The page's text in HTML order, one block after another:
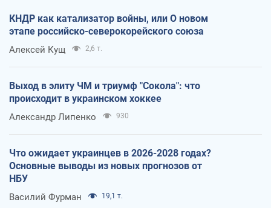
КНДР как катализатор войны, или О новом
этапе российско-северокорейского союза
Алексей Кущ 2,6 т.
Выход в элиту ЧМ и триумф "Сокола": что
происходит в украинском хоккее
Александр Липенко 930
Что ожидает украинцев в 2026-2028 годах?
Основные выводы из новых прогнозов от
НБУ
Василий Фурман 19,1 т.